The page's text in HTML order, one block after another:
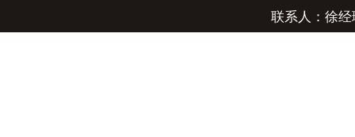
联系人：徐